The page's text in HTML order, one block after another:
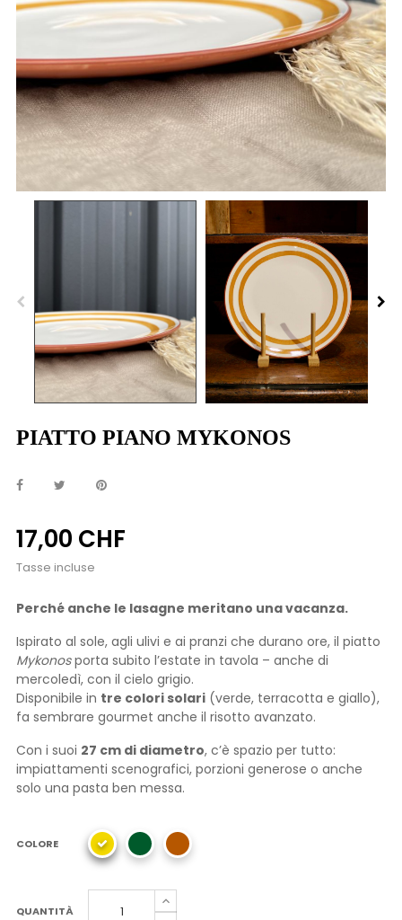
PIATTO PIANO MYKONOS
17,00 CHF
Tasse incluse
Perché anche le lasagne meritano una vacanza.
Ispirato al sole, agli ulivi e ai pranzi che durano ore, il piatto
Mykonosporta subito l’estate in tavola – anche di
mercoledì, con il cielo grigio.
Disponibile in tre colori solari (verde, terracotta e giallo),
fa sembrare gourmet anche il risotto avanzato.
Con i suoi 27 cm di diametro, c’è spazio per tutto:
impiattamenti scenografici, porzioni generose o anche
solo una pasta ben messa.
COLORE
QUANTITÀ